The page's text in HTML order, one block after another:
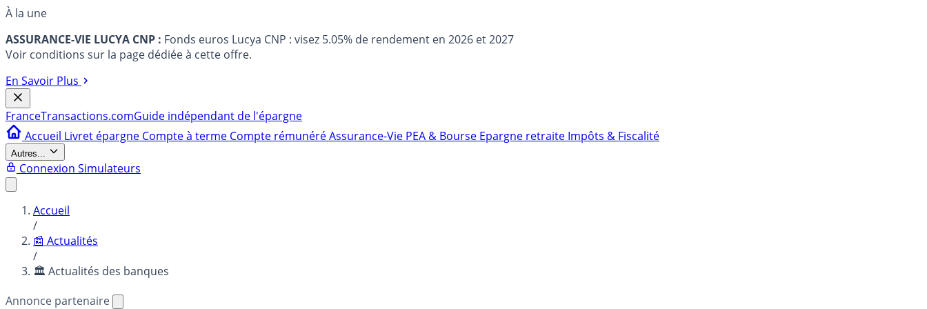
À la une
ASSURANCE-VIE LUCYA CNP : Fonds euros Lucya CNP : visez 5.05% de rendement en 2026 et 2027
Voir conditions sur la page dédiée à cette offre.
En Savoir Plus
FranceTransactions.comGuide indépendant de l'épargne
Accueil Livret épargne Compte à terme Compte rémunéréAssurance-Vie PEA & Bourse Epargne retraite Impôts & Fiscalité
Autres...
Connexion Simulateurs
Accueil
/
📰 Actualités
/
🏛️ Actualités des banques
Annonce partenaire